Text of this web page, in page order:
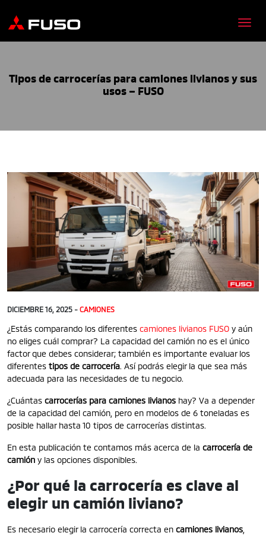
Tipos de carrocerías para camiones livianos y sus
usos – FUSO
DICIEMBRE 16, 2025 - CAMIONES
¿Estás comparando los diferentes camiones livianos FUSO y aún
no eliges cuál comprar? La capacidad del camión no es el único
factor que debes considerar; también es importante evaluar los
diferentes tipos de carrocería. Así podrás elegir la que sea más
adecuada para las necesidades de tu negocio.
¿Cuántas carrocerías para camiones livianos hay? Va a depender
de la capacidad del camión, pero en modelos de 6 toneladas es
posible hallar hasta 10 tipos de carrocerías distintas.
En esta publicación te contamos más acerca de la carrocería de
camión y las opciones disponibles.
¿Por qué la carrocería es clave al
elegir un camión liviano?
Es necesario elegir la carrocería correcta en camiones livianos